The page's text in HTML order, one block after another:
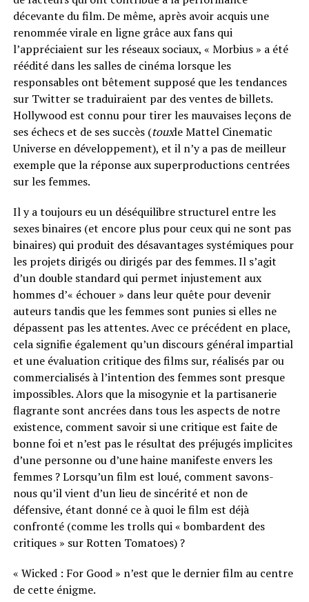
décevante du film. De même, après avoir acquis une
renommée virale en ligne grâce aux fans qui
l’appréciaient sur les réseaux sociaux, « Morbius » a été
réédité dans les salles de cinéma lorsque les
responsables ont bêtement supposé que les tendances
sur Twitter se traduiraient par des ventes de billets.
Hollywood est connu pour tirer les mauvaises leçons de
ses échecs et de ses succès (touxle Mattel Cinematic
Universe en développement), et il n’y a pas de meilleur
exemple que la réponse aux superproductions centrées
sur les femmes.
Il y a toujours eu un déséquilibre structurel entre les
sexes binaires (et encore plus pour ceux qui ne sont pas
binaires) qui produit des désavantages systémiques pour
les projets dirigés ou dirigés par des femmes. Il s’agit
d’un double standard qui permet injustement aux
hommes d’« échouer » dans leur quête pour devenir
auteurs tandis que les femmes sont punies si elles ne
dépassent pas les attentes. Avec ce précédent en place,
cela signifie également qu’un discours général impartial
et une évaluation critique des films sur, réalisés par ou
commercialisés à l’intention des femmes sont presque
impossibles. Alors que la misogynie et la partisanerie
flagrante sont ancrées dans tous les aspects de notre
existence, comment savoir si une critique est faite de
bonne foi et n’est pas le résultat des préjugés implicites
d’une personne ou d’une haine manifeste envers les
femmes ? Lorsqu’un film est loué, comment savons-
nous qu’il vient d’un lieu de sincérité et non de
défensive, étant donné ce à quoi le film est déjà
confronté (comme les trolls qui « bombardent des
critiques » sur Rotten Tomatoes) ?
« Wicked : For Good » n’est que le dernier film au centre
de cette énigme.